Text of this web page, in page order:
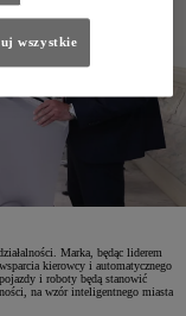
Marka, będąc liderem
kierowcy i automatycznego
i roboty będą stanowić
na wzór inteligentnego miasta
wszystkie